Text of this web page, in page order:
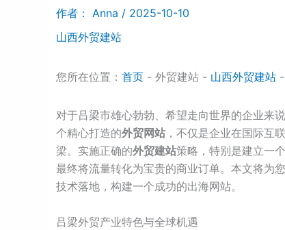
作者： Anna / 2025-10-10
山西外贸建站
您所在位置： 首页 - 外贸建站 - 山西外贸建站
对于吕梁市雄心勃勃、希望走向世界的企业来
个精心打造的外贸网站 ，不仅是企业在国际互
梁。实施正确的外贸建站策略，特别是建立一
最终将流量转化为宝贵的商业订单。本文将为
技术落地，构建一个成功的出海网站。
吕梁外贸产业特色与全球机遇